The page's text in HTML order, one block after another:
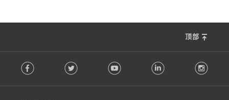
顶部
o Facebook Twitter Youtube LinkedIn